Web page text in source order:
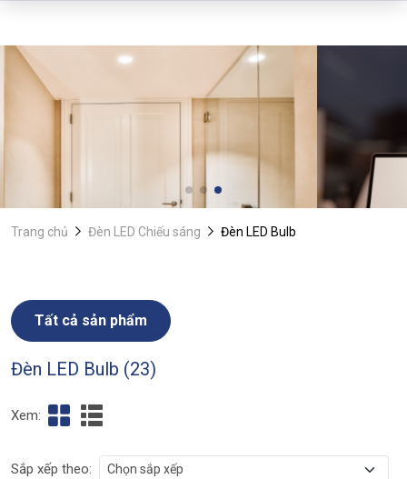
Trang chủ Đèn LED Chiếu sáng Đèn LED Bulb
Tất cả sản phẩm
Đèn LED Bulb (23)
Xem:
Sắp xếp theo: